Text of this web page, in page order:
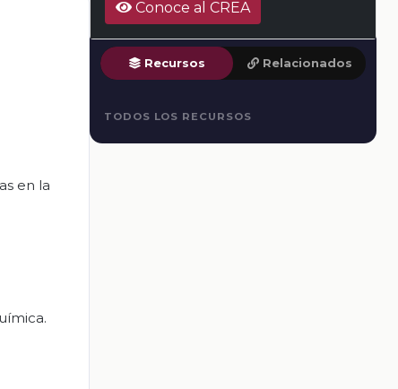
en la
Conoce al CREA
Recursos Relacionados
TODOS LOS RECURSOS